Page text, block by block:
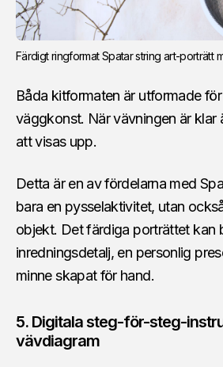
Färdigt ringformat Spatar string art-porträtt
Båda kitformaten är utformade
väggkonst. När vävningen är klar
att visas upp.
Detta är en av fördelarna med
bara en pysselaktivitet, utan
objekt. Det färdiga porträttet kan
inredningsdetalj, en personlig
minne skapat för hand.
5. Digitala steg-för-steg-
vävdiagram